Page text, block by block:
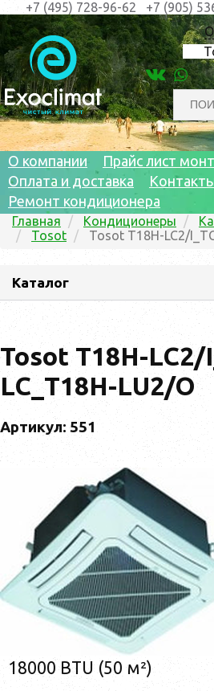
+7 (495) 728-96-62 +7 (905)
О компании
Прайс лист
Оплата и доставка
Ремонт кондиционера
Главная Кондиционеры
Tosot
Tosot T18H-LC2/
Каталог
Tosot T18H-LC2/
LC_T18H-LU2/O
Артикул: 551
18000 BTU (50 м²)